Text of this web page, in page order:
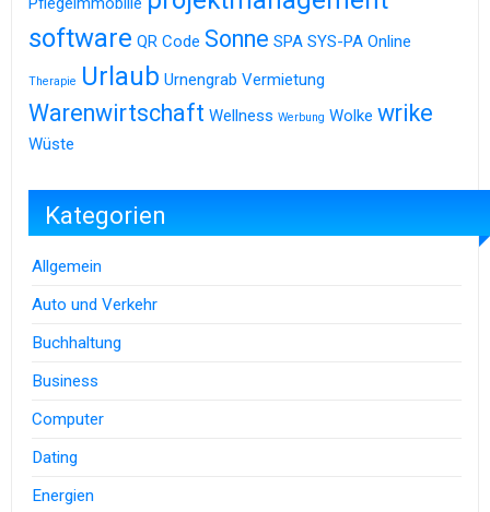
software QR Code Sonne SPA SYS-PA Online
Therapie Urlaub Urnengrab Vermietung
Warenwirtschaft Wellness Werbung Wolke wrike
Wüste
Kategorien
Allgemein
Auto und Verkehr
Buchhaltung
Business
Computer
Dating
Energien